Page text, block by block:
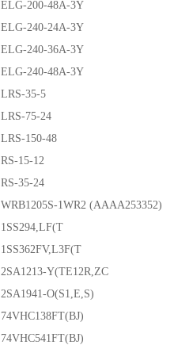
ELG-200-48A-3Y
ELG-240-24A-3Y
ELG-240-36A-3Y
ELG-240-48A-3Y
LRS-35-5
LRS-75-24
LRS-150-48
RS-15-12
RS-35-24
WRB1205S-1WR2 (AAAA253352)
1SS294,LF(T
1SS362FV,L3F(T
2SA1213-Y(TE12R,ZC
2SA1941-O(S1,E,S)
74VHC138FT(BJ)
74VHC541FT(BJ)